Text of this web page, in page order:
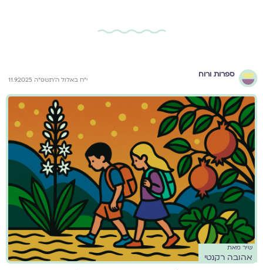
ספרות ורוח
י״ח באלול ה׳תשפ״ה 11.9.2025
שיר מאת
אהובה רקנטי